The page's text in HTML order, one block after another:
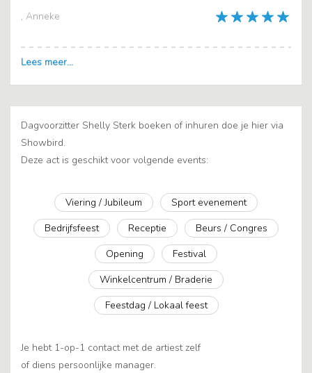
, Anneke
Dagvoorzitter Shelly Sterk boeken of inhuren doe je hier via
Showbird.
Deze act is geschikt voor volgende events:
Viering / Jubileum
Sport evenement
Bedrijfsfeest
Receptie
Beurs / Congres
Opening
Festival
Winkelcentrum / Braderie
Feestdag / Lokaal feest
Je hebt 1-op-1 contact met de artiest zelf
of diens persoonlijke manager.